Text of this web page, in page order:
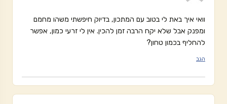
וואי איך באת לי בטוב עם המתכון, בדיוק חיפשתי משהו מחמם
ומפנק אבל שלא יקח הרבה זמן להכין. אין לי זרעי כמון, אפשר
להחליף בכמון טחון?
הגב